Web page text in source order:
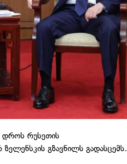
დროს რუსეთის
გზავნილს გადასცემს.